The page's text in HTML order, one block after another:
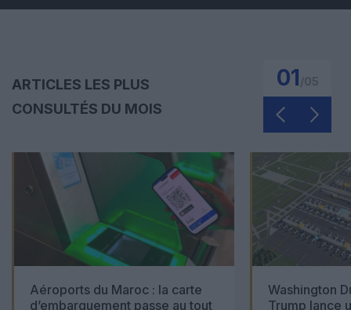
ARTICLES LES PLUS
CONSULTÉS DU MOIS
01
Aéroports du Maroc : la carte
d’embarquement passe au tout
Washington
Trump lance